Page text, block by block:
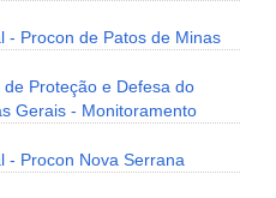
- Procon de Patos de Minas
Proteção e Defesa do
Gerais - Monitoramento
- Procon Nova Serrana